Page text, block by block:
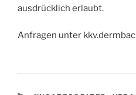
ausdrücklich erlaubt.
Anfragen unter